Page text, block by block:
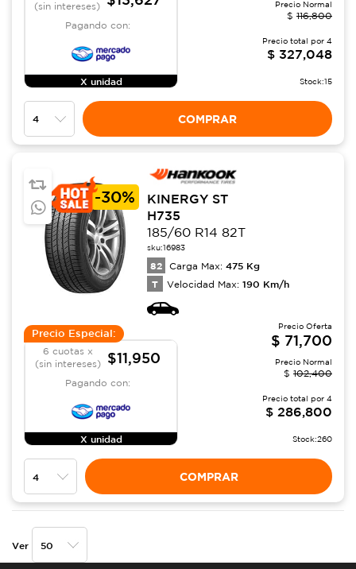
(sin intereses)
Pagando con:
X unidad
Precio Normal
$ 116,800
Precio total por 4
$ 327,048
Stock:15
COMPRAR
-30%
KINERGY ST
H735
185/60 R14 82T
sku:16983
82 Carga Max: 475 Kg
T Velocidad Max: 190 Km/h
Precio Especial:
6 cuotas x
(sin intereses)
$11,950
Pagando con:
X unidad
Precio Oferta
$ 71,700
Precio Normal
$ 102,400
Precio total por 4
$ 286,800
Stock:260
COMPRAR
Ver